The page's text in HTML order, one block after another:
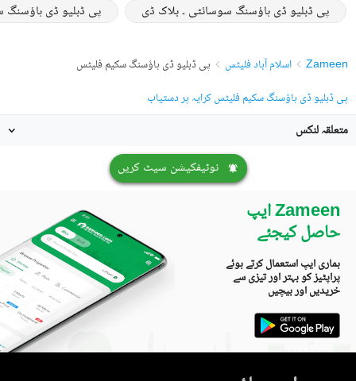
پی ڈبلیو ڈی ہاؤسنگ سوسائٹی ۔ بلاک ڈی
پی ڈبلیو ڈی ہاؤسنگ
Zameen اسلام آباد فلیٹس
پی ڈبلیو ڈی ہاؤسنگ سکیم فلیٹس
پی ڈبلیو ڈی ہاؤسنگ سکیم فلیٹس کرایہ پر دستیاب
متعلقہ لنکس
نوٹیفکیشن سیٹ کریں
Zameen ایپ
حاصل کیجئے
ہماری ایپ استعمال کرتے ہوئے
پراپٹیز کو بہتر اور تیزی سے
خریدیں اور بیچیں